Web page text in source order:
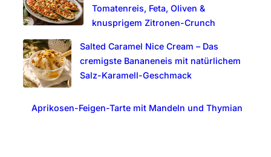
Tomatenreis, Feta, Oliven &
knusprigem Zitronen-Crunch
Salted Caramel Nice Cream – Das
cremigste Bananeneis mit natürlichem
Salz-Karamell-Geschmack
Aprikosen-Feigen-Tarte mit Mandeln und Thymian